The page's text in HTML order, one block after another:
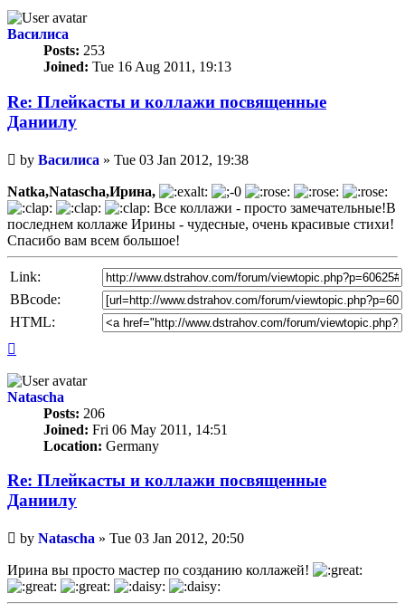
Василиса
Posts: 253
Joined: Tue 16 Aug 2011, 19:13
Re: Плейкасты и коллажи посвященные
Даниилу
Unread
post
by Василиса » Tue 03 Jan 2012, 19:38
Natka,Natascha,Ирина,
Все коллажи - просто замечательные!В
последнем коллаже Ирины - чудесные, очень красивые стихи!
Спасибо вам всем большое!
Link:
BBcode:
HTML:
Natascha
Posts: 206
Joined: Fri 06 May 2011, 14:51
Location: Germany
Re: Плейкасты и коллажи посвященные
Даниилу
Unread
post
by Natascha » Tue 03 Jan 2012, 20:50
Ирина вы просто мастер по созданию коллажей!